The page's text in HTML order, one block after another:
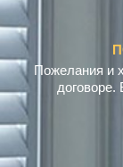
Пожелания и
договоре.